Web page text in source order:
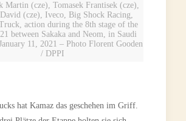
Martin (cze), Tomasek Frantisek (cze),
(cze), Iveco, Big Shock Racing,
action during the 8th stage of the
between Sakaka and Neom, in Saudi
11, 2021 – Photo Florent Gooden
/ DPPI
hat Kamaz das geschehen im Griff.